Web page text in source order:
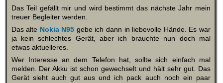
Das Teil gefällt mir und wird bestimmt das nächste Jahr mein
treuer Begleiter werden.
Das alte Nokia N95 gebe ich dann in liebevolle Hände. Es war
ja kein schlechtes Gerät, aber ich brauchte nun doch mal
etwas aktuelleres.
Wer Interesse an dem Telefon hat, sollte sich einfach mal
melden. Der Akku ist schon gewechselt und hält sehr gut. Das
Gerät sieht auch gut aus und ich pack auch noch ein paar